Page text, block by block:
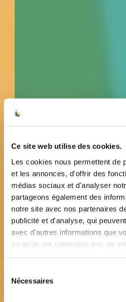
Ce site web utilise des cookies.
Les cookies nous permettent de
et les annonces, d'offrir des
médias sociaux et d'analyser
partageons également des
notre site avec nos partenaires
publicité et d'analyse, qui
avec d'autres informations que
ou qu'ils ont collectées lors de
Nécessaires